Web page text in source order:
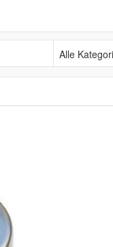
Alle Kategorien